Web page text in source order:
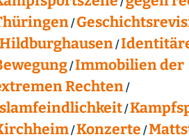
Immobilien der
Rechten
Konzerte